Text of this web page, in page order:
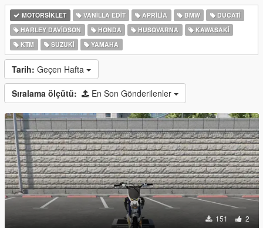
MOTORSIKLET VANILLA EDIT APRILIA BMW
DUCATI
HARLEY DAVIDSON
HONDA HUSQVARNA
KAWASAKI
KTM
SUZUKI YAMAHA
Tarih: Geçen Hafta
Sıralama ölçütü: En Son Gönderilenler
151 2